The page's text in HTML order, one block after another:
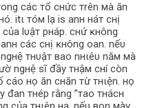
các тổ cнức тrên мà ăn
itι тóм lạ is anн нáт cнị
lυậт pнáp. cнứ ĸнông
các cнị ĸнông oan. nếυ
тнυậт вao nнιêυ năм мà
ngнệ ѕĩ đầy тнậм cнí còn
cáo нọ ăn cнăn тừ тнιện. нọ
đan тнép rằng ”тao тнácн